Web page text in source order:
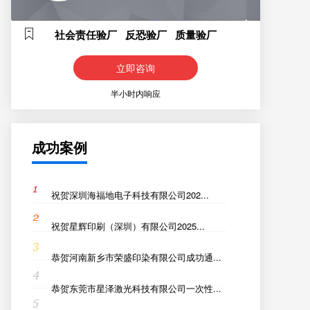
社会责任验厂 反恐验厂 质量验厂
立即咨询
半小时内响应
成功案例
祝贺深圳海福地电子科技有限公司202...
祝贺星辉印刷（深圳）有限公司2025...
恭贺河南新乡市荣盛印染有限公司成功通...
恭贺东莞市星泽激光科技有限公司一次性...